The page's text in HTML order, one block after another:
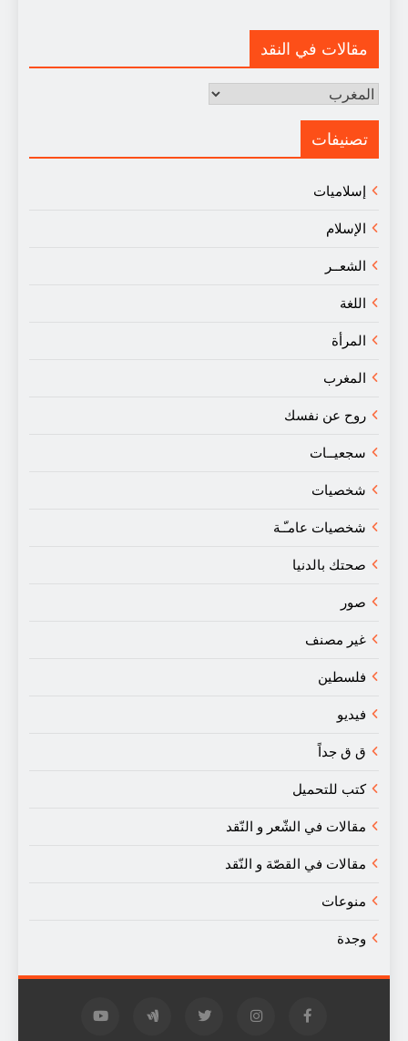
مقالات في النقد
مقالات
تصنيفات
إسلاميات
الإسلام
الشعــر
اللغة
المرأة
المغرب
روح عن نفسك
سجعيــات
شخصيات
شخصيات عامـّـة
صحتك بالدنيا
صور
غير مصنف
فلسطين
فيديو
ق ق جداً
كتب للتحميل
مقالات في الشّعر و النّقد
مقالات في القصّة و النّقد
منوعات
وجدة